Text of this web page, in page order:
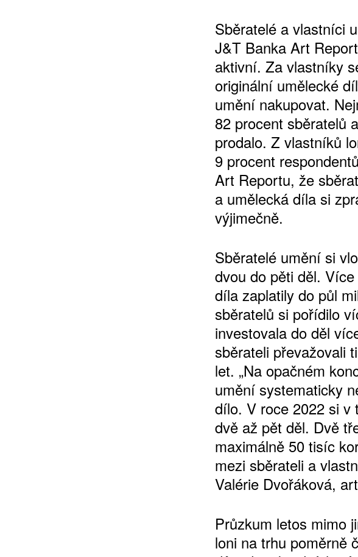
Sběratelé a vlastníci
J&T Banka Art
aktivní. Za vlastníky
originální umělecké
umění nakupovat.
82 procent sběratelů
prodalo. Z vlastníků
9 procent
Art Reportu, že
a umělecká díla si
výjimečně.
Sběratelé umění si
dvou do pěti děl.
díla zaplatily do půl
sběratelů si pořídilo
investovala do děl
sběrateli převažovali
let. „Na opačném
umění systematicky
dílo. V roce 2022 si v
dvě až pět děl. Dvě
maximálně 50 tisíc
mezi sběrateli a
Valérie Dvořáková,
Průzkum letos mimo
loni na trhu poměrně